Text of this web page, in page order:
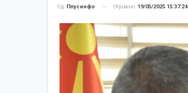
Од Плусинфо Објавено 19/05/2025 15:37:24